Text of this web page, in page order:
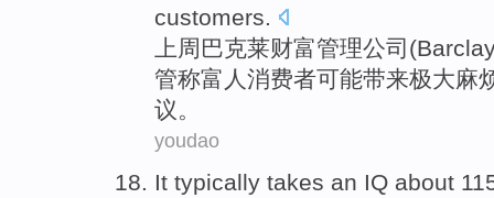
customers.
上周 巴克莱财富管理公司
管称富人 消费者可能带来极大麻
议。
youdao
It typically takes an IQ about